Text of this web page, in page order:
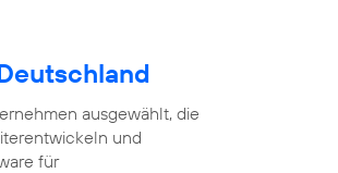
ausgewählt, die
und
für